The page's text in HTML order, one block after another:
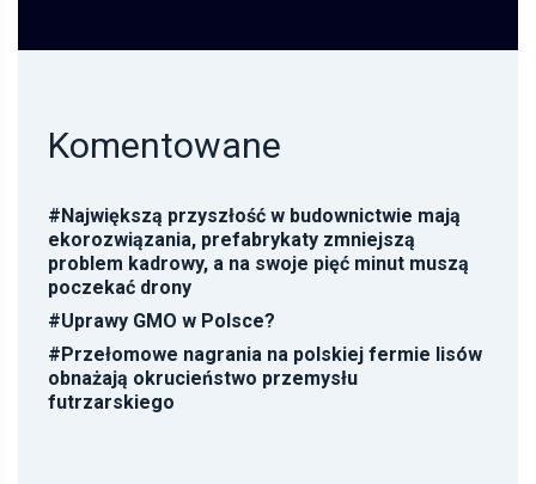
Komentowane
#Największą przyszłość w budownictwie mają
ekorozwiązania, prefabrykaty zmniejszą
problem kadrowy, a na swoje pięć minut muszą
poczekać drony
#Uprawy GMO w Polsce?
#Przełomowe nagrania na polskiej fermie lisów
obnażają okrucieństwo przemysłu
futrzarskiego